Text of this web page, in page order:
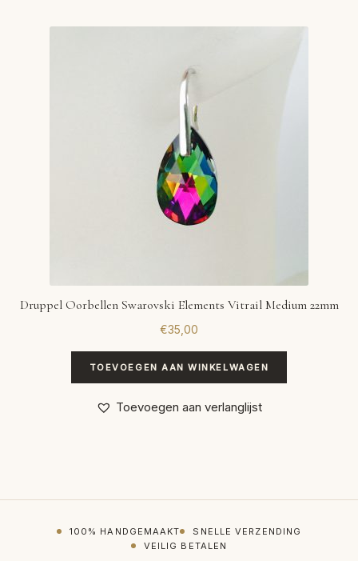
Druppel Oorbellen Swarovski Elements Vitrail Medium 22mm
€35,00
TOEVOEGEN AAN WINKELWAGEN
Toevoegen aan verlanglijst
100% HANDGEMAAKT
SNELLE VERZENDING
VEILIG BETALEN